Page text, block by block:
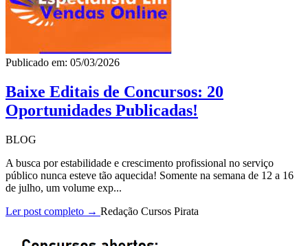
Publicado em: 05/03/2026
Baixe Editais de Concursos: 20
Oportunidades Publicadas!
BLOG
A busca por estabilidade e crescimento profissional no serviço
público nunca esteve tão aquecida! Somente na semana de 12 a 16
de julho, um volume exp...
Ler post completo → Redação Cursos Pirata